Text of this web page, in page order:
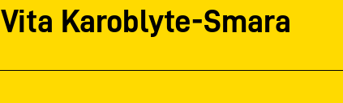
Vita Karoblyte-Smara